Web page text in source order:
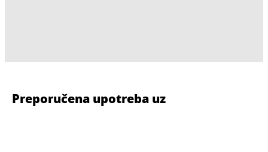
Preporučena upotreba uz